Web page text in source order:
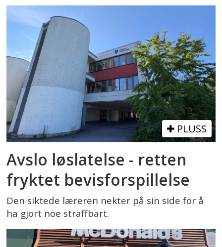
PLUSS
Avslo løslatelse - retten
fryktet bevisforspillelse
Den siktede læreren nekter på sin side for å
ha gjort noe straffbart.